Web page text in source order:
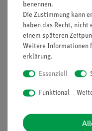
benennen.
Die Zustimmung kann
haben das Recht,
einem späteren
Weitere Informationen
erklärung.
Essenziell
Funktional